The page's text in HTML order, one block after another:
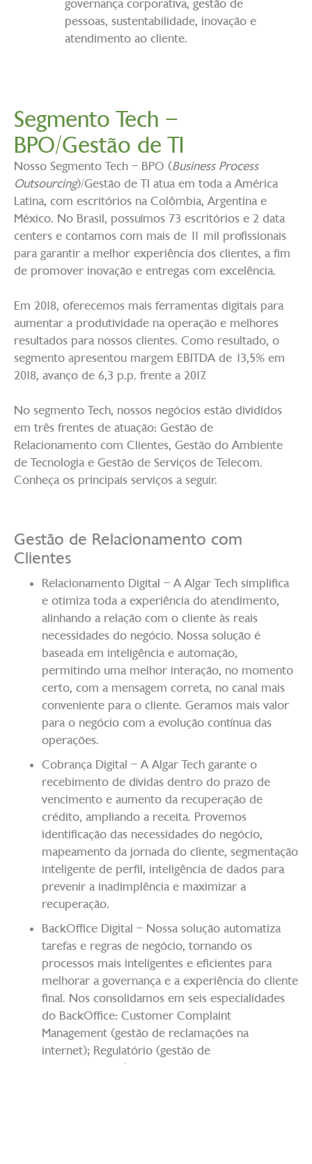
governança corporativa, gestão de
pessoas, sustentabilidade, inovação e
atendimento ao cliente.
Segmento Tech –
BPO/Gestão de TI
Nosso Segmento Tech – BPO (Business Process
Outsourcing)/Gestão de TI atua em toda a América
Latina, com escritórios na Colômbia, Argentina e
México. No Brasil, possuímos 73 escritórios e 2 data
centers e contamos com mais de 11 mil profissionais
para garantir a melhor experiência dos clientes, a fim
de promover inovação e entregas com excelência.
Em 2018, oferecemos mais ferramentas digitais para
aumentar a produtividade na operação e melhores
resultados para nossos clientes. Como resultado, o
segmento apresentou margem EBITDA de 13,5% em
2018, avanço de 6,3 p.p. frente a 2017.
No segmento Tech, nossos negócios estão divididos
em três frentes de atuação: Gestão de
Relacionamento com Clientes, Gestão do Ambiente
de Tecnologia e Gestão de Serviços de Telecom.
Conheça os principais serviços a seguir.
Gestão de Relacionamento com
Clientes
Relacionamento Digital – A Algar Tech simplifica
e otimiza toda a experiência do atendimento,
alinhando a relação com o cliente às reais
necessidades do negócio. Nossa solução é
baseada em inteligência e automação,
permitindo uma melhor interação, no momento
certo, com a mensagem correta, no canal mais
conveniente para o cliente. Geramos mais valor
para o negócio com a evolução contínua das
operações.
Cobrança Digital – A Algar Tech garante o
recebimento de dívidas dentro do prazo de
vencimento e aumento da recuperação de
crédito, ampliando a receita. Provemos
identificação das necessidades do negócio,
mapeamento da jornada do cliente, segmentação
inteligente de perfil, inteligência de dados para
prevenir a inadimplência e maximizar a
recuperação.
BackOffice Digital – Nossa solução automatiza
tarefas e regras de negócio, tornando os
processos mais inteligentes e eficientes para
melhorar a governança e a experiência do cliente
final. Nos consolidamos em seis especialidades
do BackOffice: Customer Complaint
Management (gestão de reclamações na
internet); Regulatório (gestão de
regulamentação); Prevenção de Fraude